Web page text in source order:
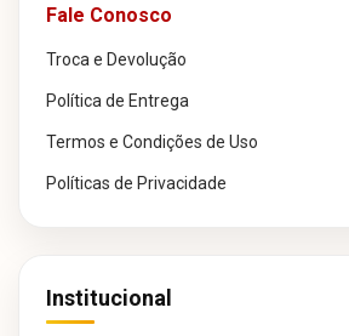
Fale Conosco
Troca e Devolução
Política de Entrega
Termos e Condições de Uso
Políticas de Privacidade
Institucional